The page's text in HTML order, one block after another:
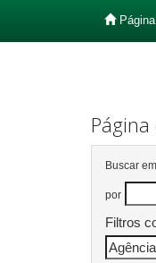
Página
Página
Buscar
por
Filtros